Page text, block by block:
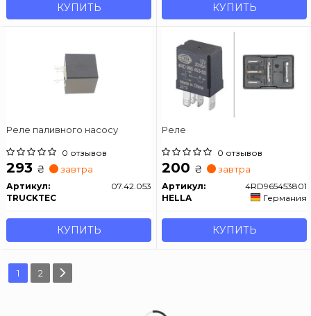
КУПИТЬ КУПИТЬ
Реле паливного насосу
0 отзывов
293 ₴ завтра
Артикул:
07.42.053
TRUCKTEC
КУПИТЬ
Реле
0 отзывов
200 ₴ завтра
Артикул:
4RD965453801
HELLA
Германия
КУПИТЬ
1 2